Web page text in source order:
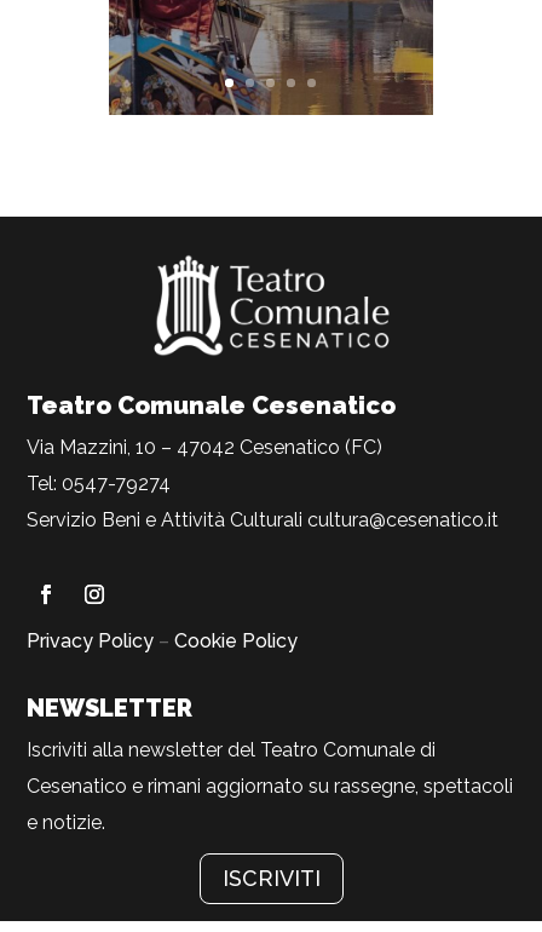
Teatro Comunale Cesenatico
Via Mazzini, 10 – 47042 Cesenatico (FC)
Tel: 0547-79274
Servizio Beni e Attività Culturalicultura@cesenatico.it
Privacy Policy –Cookie Policy
NEWSLETTER
Iscriviti alla newsletter del Teatro Comunale di
Cesenatico e rimani aggiornato su rassegne, spettacoli
e notizie.
ISCRIVITI